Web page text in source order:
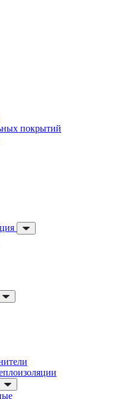
покрытий